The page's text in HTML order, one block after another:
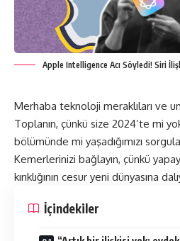
Apple Intelligence Acı Söyledi! Siri
Merhaba teknoloji meraklıları ve
Toplanın, çünkü size 2024’te mi
bölümünde mi yaşadığımızı
Kemerlerinizi bağlayın, çünkü
kırıklığının cesur yeni dünyasına
İçindekiler